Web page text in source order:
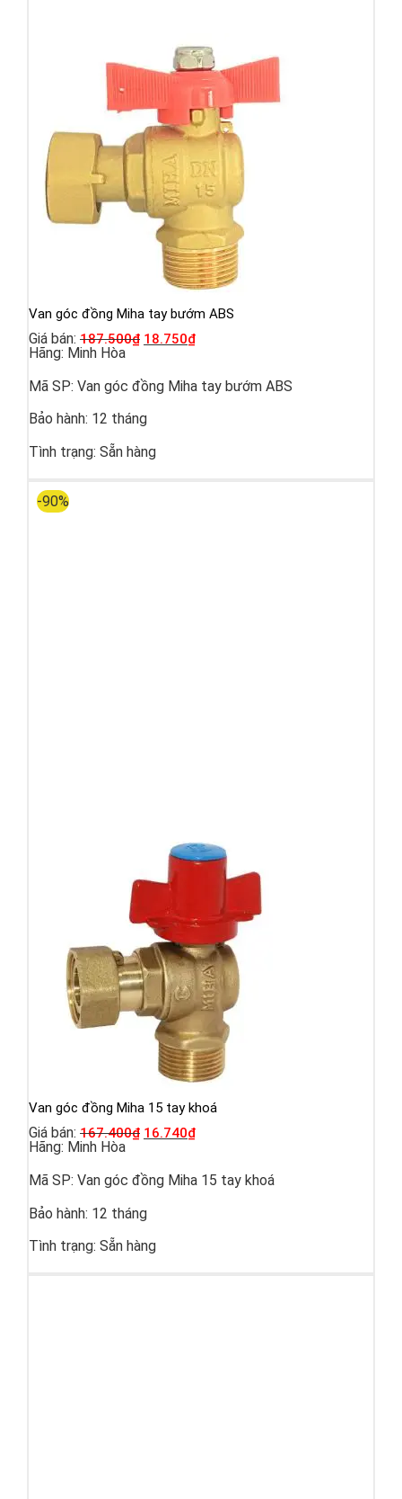
Van góc đồng Miha tay bướm ABS
Giá bán: 187.500₫ 18.750₫
Hãng: Minh Hòa
Mã SP: Van góc đồng Miha tay bướm ABS
Bảo hành: 12 tháng
Tình trạng: Sẵn hàng
-90%
Van góc đồng Miha 15 tay khoá
Giá bán: 167.400₫ 16.740₫
Hãng: Minh Hòa
Mã SP: Van góc đồng Miha 15 tay khoá
Bảo hành: 12 tháng
Tình trạng: Sẵn hàng